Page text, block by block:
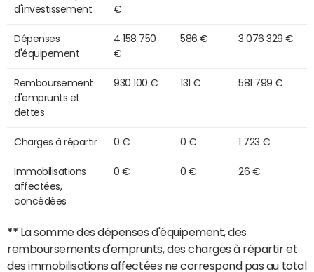
d'investissement
€
Dépenses
d'équipement
4 158 750
€
586 € 3 076 329 €
Remboursement
d'emprunts et
dettes
930 100 € 131 € 581 799 €
Charges à répartir 0 € 0 € 1 723 €
Immobilisations
affectées,
concédées
0 € 0 € 26 €
** La somme des dépenses d'équipement, des
remboursements d'emprunts, des charges à répartir et
des immobilisations affectées ne correspond pas au total